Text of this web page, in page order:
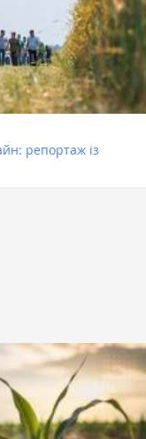
репортаж із